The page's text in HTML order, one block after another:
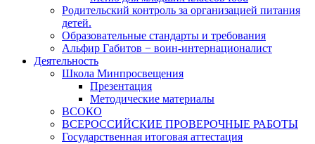
Родительский контроль за организацией питания
детей.
Образовательные стандарты и требования
Альфир Габитов − воин-интернационалист
Деятельность
Школа Минпросвещения
Презентация
Методические материалы
ВСОКО
ВСЕРОССИЙСКИЕ ПРОВЕРОЧНЫЕ РАБОТЫ
Государственная итоговая аттестация